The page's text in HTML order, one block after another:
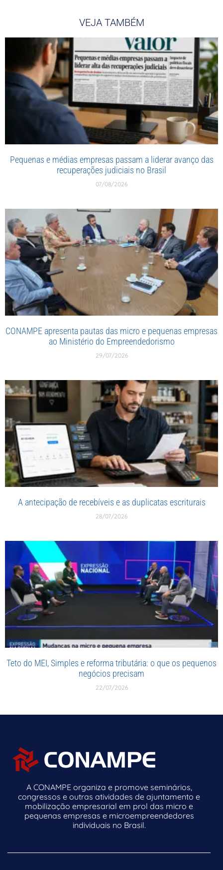
VEJA TAMBÉM
Pequenas e médias empresas passam a liderar avanço das
recuperações judiciais no Brasil
07/08/2026
CONAMPE apresenta pautas das micro e pequenas empresas
ao Ministério do Empreendedorismo
29/07/2026
A antecipação de recebíveis e as duplicatas escriturais
28/07/2026
Teto do MEI, Simples e reforma tributária: o que os pequenos
negócios precisam
22/07/2026
A CONAMPE organiza e promove seminários,
congressos e outras atividades de ajuntamento e
mobilização empresarial em prol das micro e
pequenas empresas e microempreendedores
individuais no Brasil.